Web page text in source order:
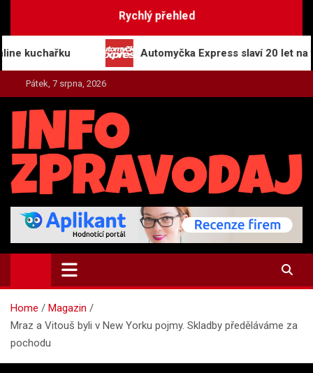
Rychlý přehled
Automyčka Express slaví 20 let na trhu
Pátek, 7 srpna, 2026
INFO-ZPRAVODAJ.CZ
Zpravodajství | Press | Tiskové zprávy
Home
Magazin
Mraz a Vitouš byli v New Yorku pojmy. Skladby předěláváme za
pochodu